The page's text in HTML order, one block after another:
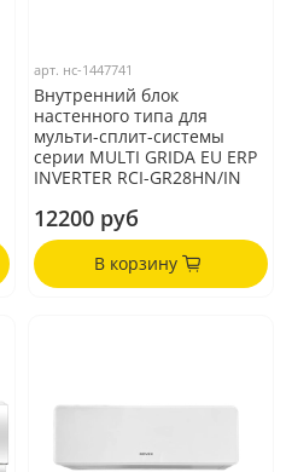
арт. нс-1447741
Внутренний блок
настенного типа для
мульти-сплит-системы
серии MULTI GRIDA EU ERP
INVERTER RCI-GR28HN/IN
12200 руб
В корзину